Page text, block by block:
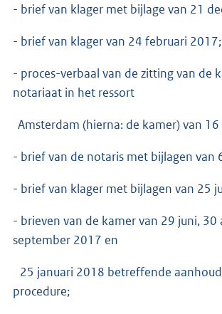
- brief van klager met bijlage van 21
- brief van klager van 24 februari 2017;
- proces-verbaal van de zitting van de
notariaat in het ressort
Amsterdam (hierna: de kamer) van
- brief van de notaris met bijlagen van
- brief van klager met bijlagen van 25
- brieven van de kamer van 29 juni, 30
september 2017 en
25 januari 2018 betreffende
procedure;